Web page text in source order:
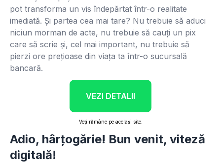
pot transforma un vis îndepărtat într-o realitate
imediată. Și partea cea mai tare? Nu trebuie să aduci
niciun morman de acte, nu trebuie să cauți un pix
care să scrie și, cel mai important, nu trebuie să
pierzi ore prețioase din viața ta într-o sucursală
bancară.
VEZI DETALII
Veți rămâne pe același site.
Adio, hârțogărie! Bun venit, viteză
digitală!